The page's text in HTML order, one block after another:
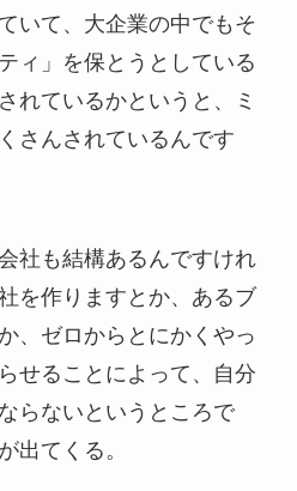
いて、大企業の中でもそ
ィ」を保とうとしている
れているかというと、ミ
さんされているんです
社も結構あるんですけれ
を作りますとか、あるブ
、ゼロからとにかくやっ
せることによって、自分
らないというところで
出てくる。